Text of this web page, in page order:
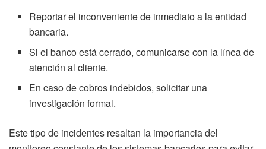
Reportar el inconveniente de inmediato a la entidad
bancaria.
Si el banco está cerrado, comunicarse con la línea de
atención al cliente.
En caso de cobros indebidos, solicitar una
investigación formal.
Este tipo de incidentes resaltan la importancia del